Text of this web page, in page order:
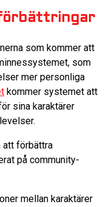
som kommer att
som
mer personliga
kommer systemet att
sina karaktärer
att förbättra
på community-
mellan karaktärer